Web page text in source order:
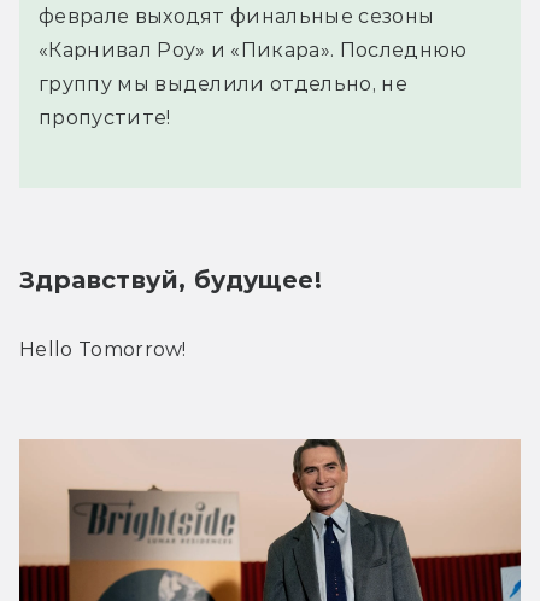
феврале выходят финальные сезоны
«Карнивал Роу» и «Пикара». Последнюю
группу мы выделили отдельно, не
пропустите!
Здравствуй, будущее!
Hello Tomorrow!